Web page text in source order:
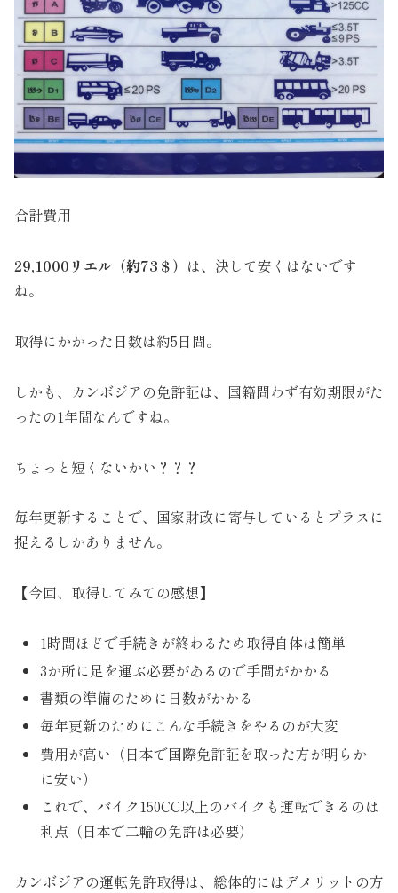
合計費用
29,1000リエル（約73＄） は、決して安くはないです
ね。
取得にかかった日数は約5日間。
しかも、カンボジアの免許証は、国籍問わず有効期限がた
ったの1年間なんですね。
ちょっと短くないかい？？？
毎年更新することで、国家財政に寄与しているとプラスに
捉えるしかありません。
【今回、取得してみての感想】
1時間ほどで手続きが終わるため取得自体は簡単
3か所に足を運ぶ必要があるので手間がかかる
書類の準備のために日数がかかる
毎年更新のためにこんな手続きをやるのが大変
費用が高い（日本で国際免許証を取った方が明らか
に安い）
これで、バイク150CC以上のバイクも運転できるのは
利点（日本で二輪の免許は必要）
カンボジアの運転免許取得は、総体的にはデメリットの方